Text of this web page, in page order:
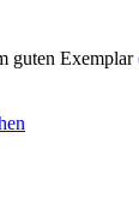
guten Exemplar